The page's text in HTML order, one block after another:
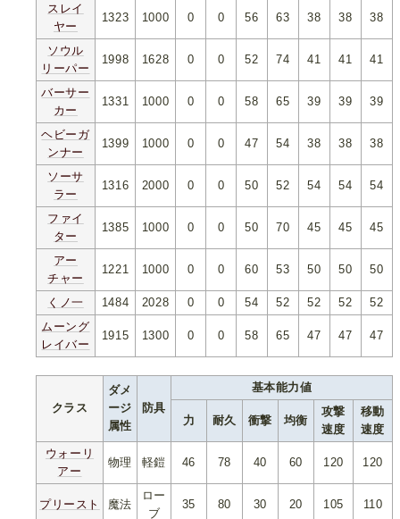
スレイ
ヤー
1323 1000 0 0 56 63 38 38 38
ソウル
リーパー
1998 1628 0 0 52 74 41 41 41
バーサー
カー
1331 1000 0 0 58 65 39 39 39
ヘビーガ
ンナー
1399 1000 0 0 47 54 38 38 38
ソーサ
ラー
1316 2000 0 0 50 52 54 54 54
ファイ
ター
1385 1000 0 0 50 70 45 45 45
アー
チャー
1221 1000 0 0 60 53 50 50 50
くノ一 1484 2028 0 0 54 52 52 52
52
ムーング
レイバー
1915 1300 0 0 58 65 47 47 47
クラス
ダメ
ージ
属性
防具
基本能力値
力 耐久 衝撃 均衡
攻撃
速度
移動
速度
ウォーリ
アー
物理 軽鎧 46 78 40 60 120 120
プリースト 魔法
ロー
ブ
35 80 30 20 105 110